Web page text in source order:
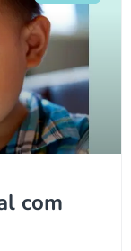
com